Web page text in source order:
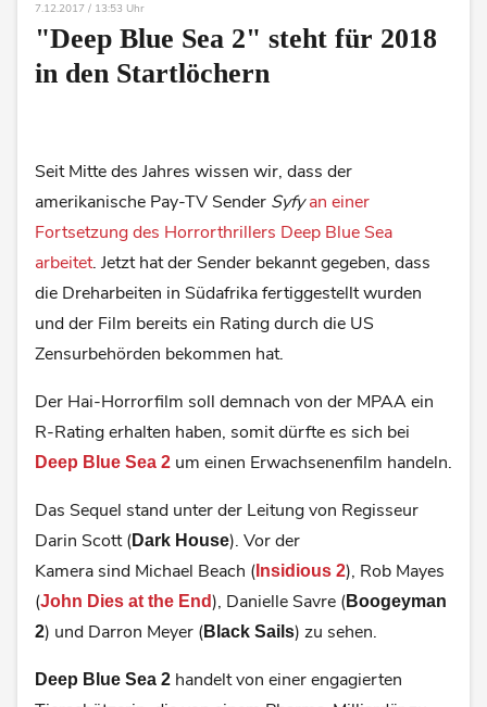
7.12.2017 / 13:53 Uhr
"Deep Blue Sea 2" steht für 2018
in den Startlöchern
Seit Mitte des Jahres wissen wir, dass der
amerikanische Pay-TV Sender Syfy an einer
Fortsetzung des Horrorthrillers Deep Blue Sea
arbeitet. Jetzt hat der Sender bekannt gegeben, dass
die Dreharbeiten in Südafrika fertiggestellt wurden
und der Film bereits ein Rating durch die US
Zensurbehörden bekommen hat.
Der Hai-Horrorfilm soll demnach von der MPAA ein
R-Rating erhalten haben, somit dürfte es sich bei
Deep Blue Sea 2 um einen Erwachsenenfilm handeln.
Das Sequel stand unter der Leitung von Regisseur
Darin Scott (Dark House). Vor der
Kamera sind Michael Beach ( Insidious 2), Rob Mayes
(John Dies at the End), Danielle Savre (Boogeyman
2) und Darron Meyer (Black Sails) zu sehen.
Deep Blue Sea 2 handelt von einer engagierten